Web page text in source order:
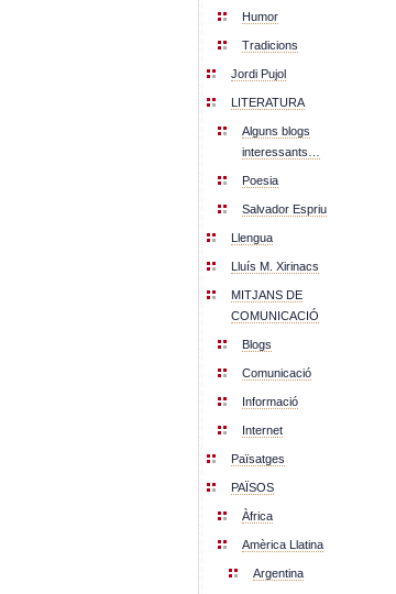
Humor
Tradicions
Jordi Pujol
LITERATURA
Alguns blogs
interessants…
Poesia
Salvador Espriu
Llengua
Lluís M. Xirinacs
MITJANS DE
COMUNICACIÓ
Blogs
Comunicació
Informació
Internet
Païsatges
PAÏSOS
Àfrica
Amèrica Llatina
Argentina